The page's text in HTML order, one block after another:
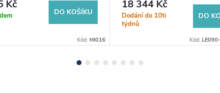
Kč
DO KOŠÍKU
Kód: MI016
18 344 Kč
Dodání do 10ti
týdnů
DO
Kód: